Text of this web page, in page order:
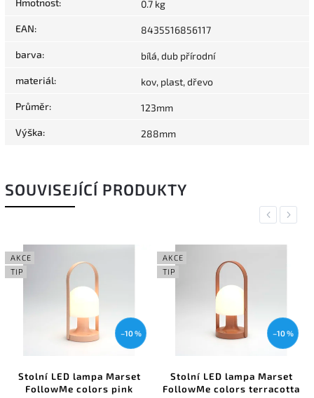
0.7 kg
EAN: 8435516856117
barva: bílá, dub přírodní
materiál: kov, plast, dřevo
Průměr: 123mm
Výška: 288mm
SOUVISEJÍCÍ PRODUKTY
Previous
AKCE
TIP
–10 %
Stolní LED lampa Marset
FollowMe colors pink
AKCE
TIP
–10 %
Stolní LED lampa Marset
FollowMe colors terracotta
Next